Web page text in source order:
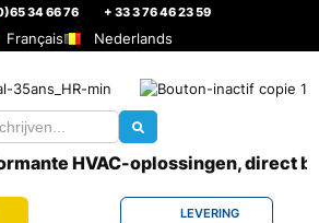
34 66 76 + 33 3 76 46 23 59
Français Nederlands
HVAC-oplossingen, direct
LEVERING